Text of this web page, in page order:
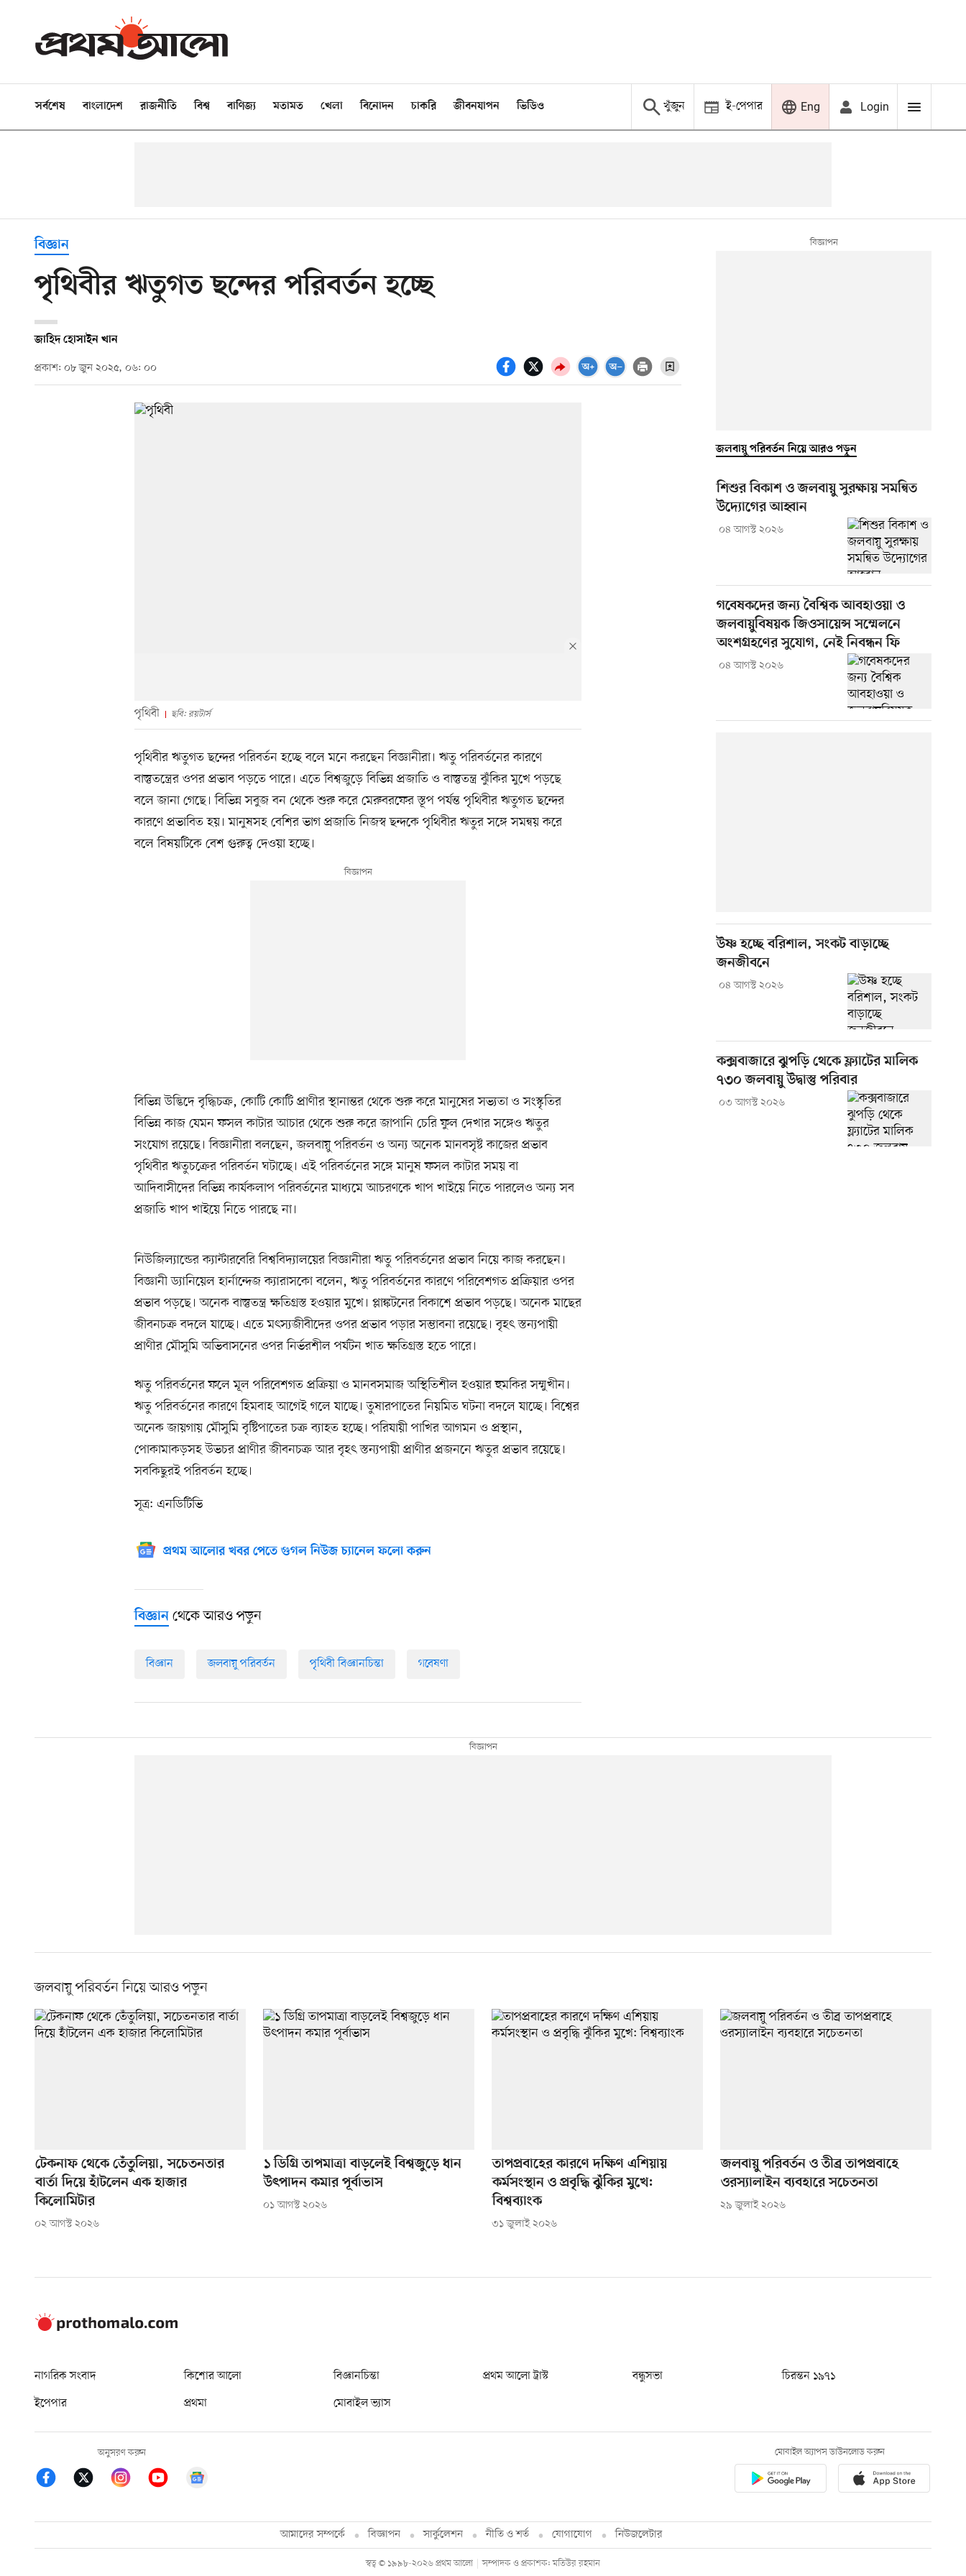
সর্বশেষ বাংলাদেশ রাজনীতি বিশ্ব বাণিজ্য মতামত খেলা বিনোদন চাকরি জীবনযাপন ভিডিও খুঁজুন ই-পেপার Eng Login
বিজ্ঞান
পৃথিবীর ঋতুগত ছন্দের পরিবর্তন হচ্ছে
জাহিদ হোসাইন খান
প্রকাশ: ০৮ জুন ২০২৫, ০৬: ০০
পৃথিবী ছবি: রয়টার্স
পৃথিবীর ঋতুগত ছন্দের পরিবর্তন হচ্ছে বলে মনে করছেন বিজ্ঞানীরা। ঋতু পরিবর্তনের কারণে
বাস্তুতন্ত্রের ওপর প্রভাব পড়তে পারে। এতে বিশ্বজুড়ে বিভিন্ন প্রজাতি ও বাস্তুতন্ত্র ঝুঁকির মুখে পড়ছে
বলে জানা গেছে। বিভিন্ন সবুজ বন থেকে শুরু করে মেরুবরফের স্তূপ পর্যন্ত পৃথিবীর ঋতুগত ছন্দের
কারণে প্রভাবিত হয়। মানুষসহ বেশির ভাগ প্রজাতি নিজস্ব ছন্দকে পৃথিবীর ঋতুর সঙ্গে সমন্বয় করে
বলে বিষয়টিকে বেশ গুরুত্ব দেওয়া হচ্ছে।
বিভিন্ন উদ্ভিদে বৃদ্ধিচক্র, কোটি কোটি প্রাণীর স্থানান্তর থেকে শুরু করে মানুষের সভ্যতা ও সংস্কৃতির
বিভিন্ন কাজ যেমন ফসল কাটার আচার থেকে শুরু করে জাপানি চেরি ফুল দেখার সঙ্গেও ঋতুর
সংযোগ রয়েছে। বিজ্ঞানীরা বলছেন, জলবায়ু পরিবর্তন ও অন্য অনেক মানবসৃষ্ট কাজের প্রভাব
পৃথিবীর ঋতুচক্রের পরিবর্তন ঘটাচ্ছে। এই পরিবর্তনের সঙ্গে মানুষ ফসল কাটার সময় বা
আদিবাসীদের বিভিন্ন কার্যকলাপ পরিবর্তনের মাধ্যমে আচরণকে খাপ খাইয়ে নিতে পারলেও অন্য সব
প্রজাতি খাপ খাইয়ে নিতে পারছে না।
নিউজিল্যান্ডের ক্যান্টারবেরি বিশ্ববিদ্যালয়ের বিজ্ঞানীরা ঋতু পরিবর্তনের প্রভাব নিয়ে কাজ করছেন।
বিজ্ঞানী ড্যানিয়েল হার্নান্দেজ ক্যারাসকো বলেন, ঋতু পরিবর্তনের কারণে পরিবেশগত প্রক্রিয়ার ওপর
প্রভাব পড়ছে। অনেক বাস্তুতন্ত্র ক্ষতিগ্রস্ত হওয়ার মুখে। প্লাঙ্কটনের বিকাশে প্রভাব পড়ছে। অনেক মাছের
জীবনচক্র বদলে যাচ্ছে। এতে মৎস্যজীবীদের ওপর প্রভাব পড়ার সম্ভাবনা রয়েছে। বৃহৎ স্তন্যপায়ী
প্রাণীর মৌসুমি অভিবাসনের ওপর নির্ভরশীল পর্যটন খাত ক্ষতিগ্রস্ত হতে পারে।
ঋতু পরিবর্তনের ফলে মূল পরিবেশগত প্রক্রিয়া ও মানবসমাজ অস্থিতিশীল হওয়ার হুমকির সম্মুখীন।
ঋতু পরিবর্তনের কারণে হিমবাহ আগেই গলে যাচ্ছে। তুষারপাতের নিয়মিত ঘটনা বদলে যাচ্ছে। বিশ্বের
অনেক জায়গায় মৌসুমি বৃষ্টিপাতের চক্র ব্যাহত হচ্ছে। পরিযায়ী পাখির আগমন ও প্রস্থান,
পোকামাকড়সহ উভচর প্রাণীর জীবনচক্র আর বৃহৎ স্তন্যপায়ী প্রাণীর প্রজননে ঋতুর প্রভাব রয়েছে।
সবকিছুরই পরিবর্তন হচ্ছে।
সূত্র: এনডিটিভি
প্রথম আলোর খবর পেতে গুগল নিউজ চ্যানেল ফলো করুন
বিজ্ঞান থেকে আরও পড়ুন
বিজ্ঞান জলবায়ু পরিবর্তন পৃথিবী বিজ্ঞানচিন্তা গবেষণা
জলবায়ু পরিবর্তন নিয়ে আরও পড়ুন
শিশুর বিকাশ ও জলবায়ু সুরক্ষায় সমন্বিত
উদ্যোগের আহ্বান
০৪ আগস্ট ২০২৬
গবেষকদের জন্য বৈশ্বিক আবহাওয়া ও
জলবায়ুবিষয়ক জিওসায়েন্স সম্মেলনে
অংশগ্রহণের সুযোগ, নেই নিবন্ধন ফি
০৪ আগস্ট ২০২৬
উষ্ণ হচ্ছে বরিশাল, সংকট বাড়াচ্ছে
জনজীবনে
০৪ আগস্ট ২০২৬
কক্সবাজারে ঝুপড়ি থেকে ফ্ল্যাটের মালিক
৭৩০ জলবায়ু উদ্বাস্তু পরিবার
০৩ আগস্ট ২০২৬
জলবায়ু পরিবর্তন নিয়ে আরও পড়ুন
টেকনাফ থেকে তেঁতুলিয়া, সচেতনতার
বার্তা দিয়ে হাঁটলেন এক হাজার
কিলোমিটার
০২ আগস্ট ২০২৬
১ ডিগ্রি তাপমাত্রা বাড়লেই বিশ্বজুড়ে ধান
উৎপাদন কমার পূর্বাভাস
০১ আগস্ট ২০২৬
তাপপ্রবাহের কারণে দক্ষিণ এশিয়ায়
কর্মসংস্থান ও প্রবৃদ্ধি ঝুঁকির মুখে:
বিশ্বব্যাংক
৩১ জুলাই ২০২৬
জলবায়ু পরিবর্তন ও তীব্র তাপপ্রবাহে
ওরস্যালাইন ব্যবহারে সচেতনতা
২৯ জুলাই ২০২৬
নাগরিক সংবাদ কিশোর আলো বিজ্ঞানচিন্তা প্রথম আলো ট্রাস্ট বন্ধুসভা
চিরন্তন ১৯৭১
ইপেপার
প্রথমা মোবাইল ভ্যাস
অনুসরণ করুন মোবাইল অ্যাপস ডাউনলোড করুন
আমাদের সম্পর্কে বিজ্ঞাপন সার্কুলেশন নীতি ও শর্ত যোগাযোগ নিউজলেটার
স্বত্ব © ১৯৯৮-২০২৬ প্রথম আলো সম্পাদক ও প্রকাশক: মতিউর রহমান